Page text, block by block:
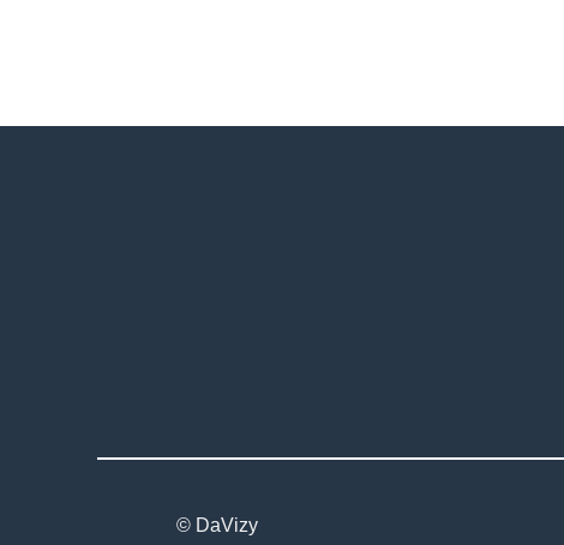
© DaVizy